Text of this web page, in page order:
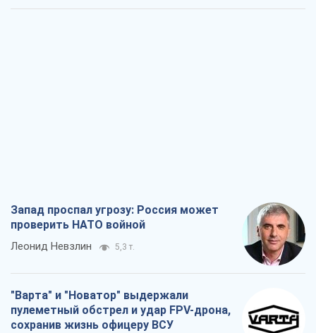
Запад проспал угрозу: Россия может
проверить НАТО войной
Леонид Невзлин 5,3 т.
"Варта" и "Новатор" выдержали
пулеметный обстрел и удар FPV-дрона,
сохранив жизнь офицеру ВСУ